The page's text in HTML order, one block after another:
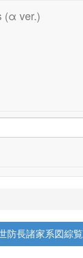
(α ver.)
防長諸家系図綜覧